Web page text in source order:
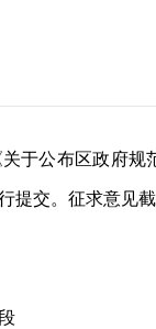
于公布区政府
提交。征求意见